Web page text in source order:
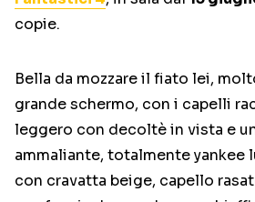
copie.
Bella da mozzare il fiato lei,
grande schermo, con i capelli
leggero con decoltè in vista e
ammaliante, totalmente yankee
con cravatta beige, capello